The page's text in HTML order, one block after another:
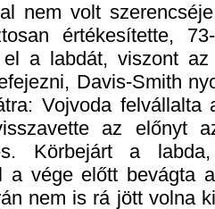
nem volt
értékesítette,
a labdát, viszont
Davis-Smith
Vojvoda
az előnyt
Körbejárt a
a vége előtt bevágta
nem is rá jött volna